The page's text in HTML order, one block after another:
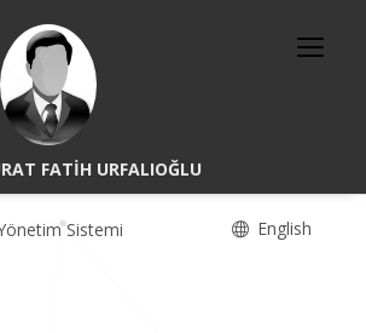
FATİH URFALIOĞLU
Sistemi English